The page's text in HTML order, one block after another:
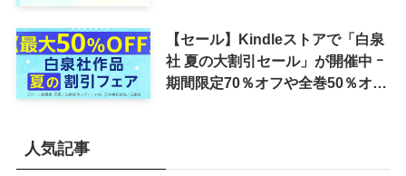
【セール】Kindleストアで「白泉
社 夏の大割引セール」が開催中 ｰ
期間限定70％オフや全巻50％オフ
人気記事